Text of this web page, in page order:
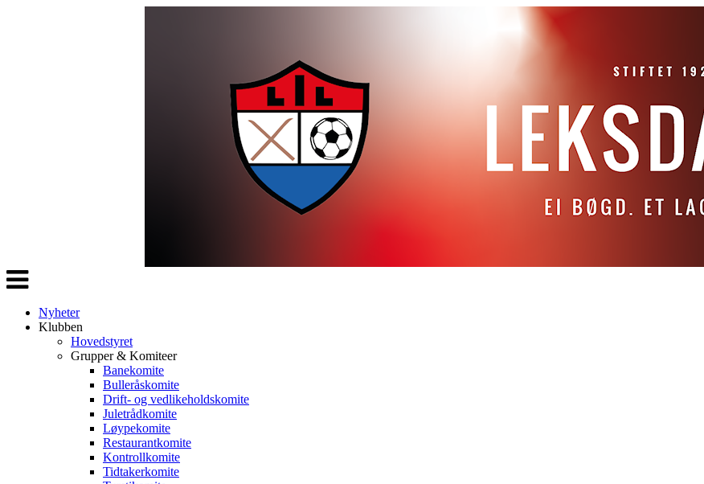
Veksle
navigasjon
Nyheter
Klubben
Hovedstyret
Grupper & Komiteer
Banekomite
Bulleråskomite
Drift- og vedlikeholdskomite
Juletrådkomite
Løypekomite
Restaurantkomite
Kontrollkomite
Tidtakerkomite